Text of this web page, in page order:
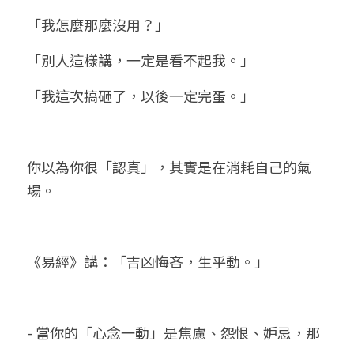
「我怎麼那麼沒用？」
「別人這樣講，一定是看不起我。」
「我這次搞砸了，以後一定完蛋。」
你以為你很「認真」，其實是在消耗自己的氣
場。
《易經》講：「吉凶悔吝，生乎動。」
- 當你的「心念一動」是焦慮、怨恨、妒忌，那